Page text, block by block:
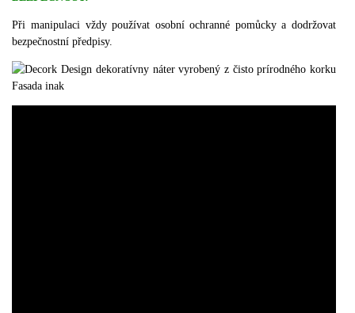
Při manipulaci vždy používat osobní ochranné pomůcky a dodržovat
bezpečnostní předpisy.